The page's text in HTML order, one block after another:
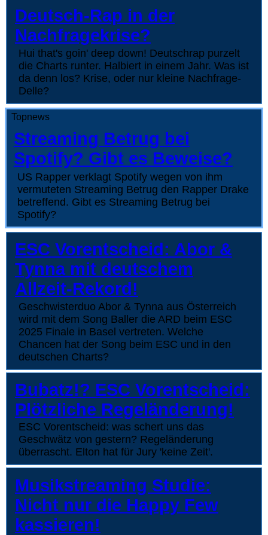
Deutsch-Rap in der
Nachfragekrise?
Hui that's goin' deep down! Deutschrap purzelt
die Charts runter. Halbiert in einem Jahr. Was ist
da denn los? Krise, oder nur kleine Nachfrage-
Delle?
Topnews
Streaming Betrug bei
Spotify? Gibt es Beweise?
US Rapper verklagt Spotify wegen von ihm
vermuteten Streaming Betrug den Rapper Drake
betreffend. Gibt es Streaming Betrug bei
Spotify?
ESC Vorentscheid: Abor &
Tynna mit deutschem
Allzeit-Rekord!
Geschwisterduo Abor & Tynna aus Österreich
wird mit dem Song Baller die ARD beim ESC
2025 Finale in Basel vertreten. Welche
Chancen hat der Song beim ESC und in den
deutschen Charts?
Bubatz!? ESC Vorentscheid:
Plötzliche Regeländerung!
ESC Vorentscheid: was schert uns das
Geschwätz von gestern? Regeländerung
überrascht. Elton hat für Jury 'keine Zeit'.
Musikstreaming Studie:
Nicht nur die Happy Few
kassieren!